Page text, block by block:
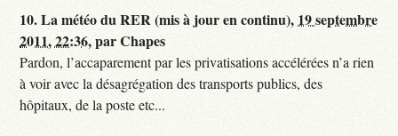
10.La météo du RER (mis à jour en continu), 19 septembre
2011, 22:36,parChapes
Pardon, l’accaparement par les privatisations accélérées n’a rien
à voir avec la désagrégation des transports publics, des
hôpitaux, de la poste etc...